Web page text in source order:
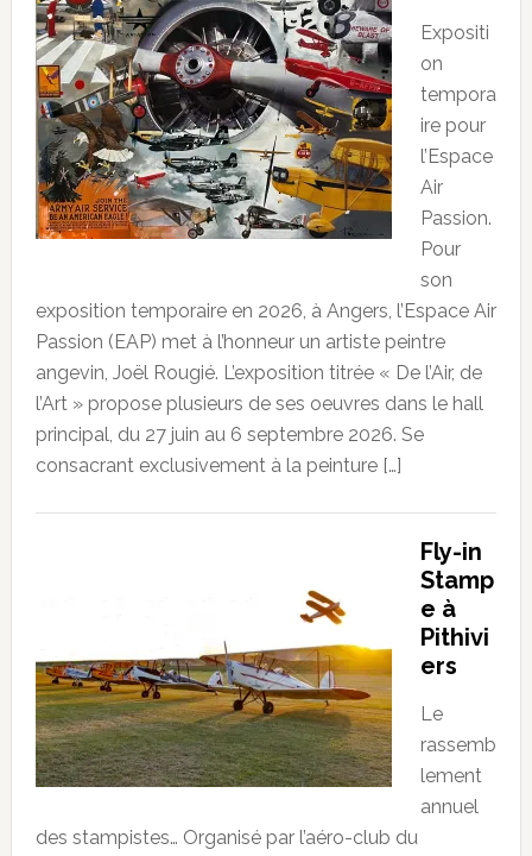
Expositi
on
tempora
ire pour
l’Espace
Air
Passion.
Pour
son
exposition temporaire en 2026, à Angers, l’Espace Air
Passion (EAP) met à l’honneur un artiste peintre
angevin, Joël Rougié. L’exposition titrée « De l’Air, de
l’Art » propose plusieurs de ses oeuvres dans le hall
principal, du 27 juin au 6 septembre 2026. Se
consacrant exclusivement à la peinture […]
Fly-in
Stamp
e à
Pithivi
ers
Le
rassemb
lement
annuel
des stampistes… Organisé par l’aéro-club du